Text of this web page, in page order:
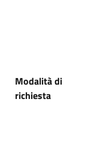
Modalità di
richiesta